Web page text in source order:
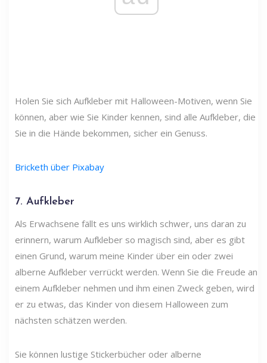
Holen Sie sich Aufkleber mit Halloween-Motiven, wenn Sie
können, aber wie Sie Kinder kennen, sind alle Aufkleber, die
Sie in die Hände bekommen, sicher ein Genuss.
Bricketh über Pixabay
7. Aufkleber
Als Erwachsene fällt es uns wirklich schwer, uns daran zu
erinnern, warum Aufkleber so magisch sind, aber es gibt
einen Grund, warum meine Kinder über ein oder zwei
alberne Aufkleber verrückt werden. Wenn Sie die Freude an
einem Aufkleber nehmen und ihm einen Zweck geben, wird
er zu etwas, das Kinder von diesem Halloween zum
nächsten schätzen werden.
Sie können lustige Stickerbücher oder alberne